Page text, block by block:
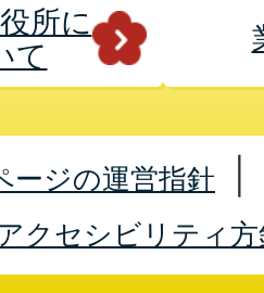
所に
て
ージの運営指針
クセシビリティ方